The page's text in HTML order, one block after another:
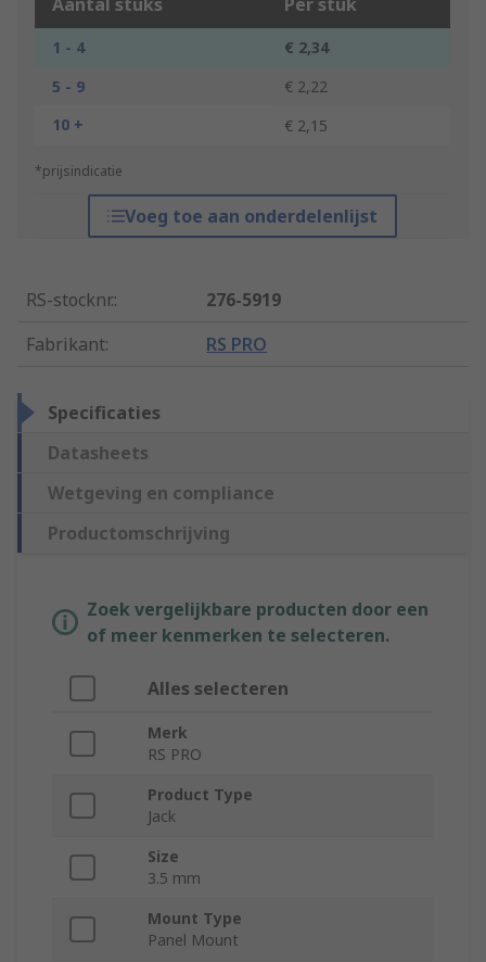
Aantal stuks Per stuk
1 - 4
€ 2,34
5 - 9
€ 2,22
10 +
€ 2,15
*prijsindicatie
Voeg toe aan onderdelenlijst
RS-stocknr.:
276-5919
Fabrikant: RS PRO
Specificaties
Datasheets
Wetgeving en compliance
Productomschrijving
Zoek vergelijkbare producten door een
of meer kenmerken te selecteren.
Alles selecteren
Merk
RS PRO
Product Type
Jack
Size
3.5 mm
Mount Type
Panel Mount